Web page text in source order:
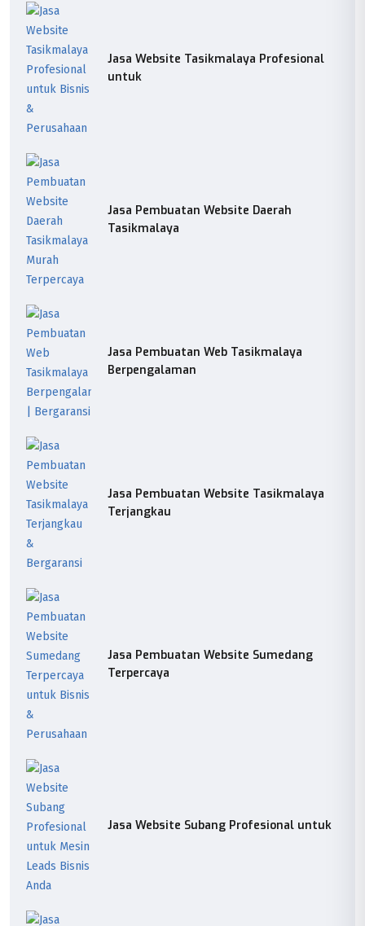
Jasa Website Tasikmalaya Profesional
untuk
Jasa Pembuatan Website Daerah
Tasikmalaya
Jasa Pembuatan Web Tasikmalaya
Berpengalaman
Jasa Pembuatan Website Tasikmalaya
Terjangkau
Jasa Pembuatan Website Sumedang
Terpercaya
Jasa Website Subang Profesional untuk